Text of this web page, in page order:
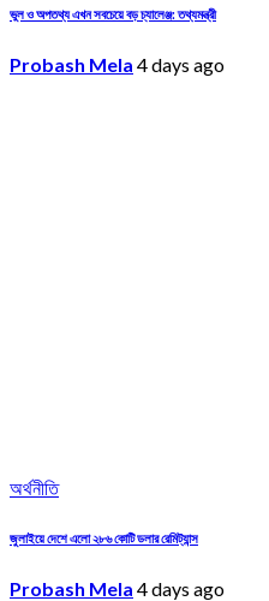
ভুল ও অপতথ্য এখন সবচেয়ে বড় চ্যালেঞ্জ: তথ্যমন্ত্রী
Probash Mela 4 days ago
অর্থনীতি
জুলাইয়ে দেশে এলো ২৮৬ কোটি ডলার রেমিট্যান্স
Probash Mela 4 days ago